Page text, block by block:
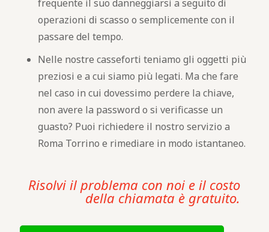
frequente il suo danneggiarsi a seguito di
operazioni di scasso o semplicemente con il
passare del tempo.
Nelle nostre casseforti teniamo gli oggetti più
preziosi e a cui siamo più legati. Ma che fare
nel caso in cui dovessimo perdere la chiave,
non avere la password o si verificasse un
guasto? Puoi richiedere il nostro servizio a
Roma Torrino e rimediare in modo istantaneo.
Risolvi il problema con noi e il costo
della chiamata è gratuito.